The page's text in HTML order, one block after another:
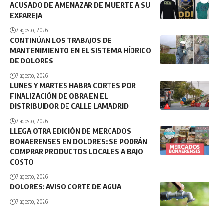
ACUSADO DE AMENAZAR DE MUERTE A SU
EXPAREJA
7 agosto, 2026
CONTINÚAN LOS TRABAJOS DE
MANTENIMIENTO EN EL SISTEMA HÍDRICO
DE DOLORES
7 agosto, 2026
LUNES Y MARTES HABRÁ CORTES POR
FINALIZACIÓN DE OBRA EN EL
DISTRIBUIDOR DE CALLE LAMADRID
7 agosto, 2026
LLEGA OTRA EDICIÓN DE MERCADOS
BONAERENSES EN DOLORES: SE PODRÁN
COMPRAR PRODUCTOS LOCALES A BAJO
COSTO
7 agosto, 2026
DOLORES: AVISO CORTE DE AGUA
7 agosto, 2026